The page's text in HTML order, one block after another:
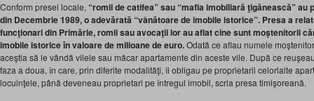
Conform presei locale, “romii de catifea” sau “mafia imobiliară ţigănească” au
din Decembrie 1989, o adevărată “vânătoare de imobile istorice”. Presa a
funcţionari din Primărie, romii sau avocaţii lor au aflat cine sunt moştenitorii
imobile istorice în valoare de milioane de euro.Odată ce aflau numele
aceştia să le vândă vilele sau măcar apartamente din aceste vile. După ce
faza a doua, în care, prin diferite modalităţi, îi obligau pe proprietarii celorlalte
locuinţele, până deveneau proprietari pe întregul imobil, scria presa timişoreană.